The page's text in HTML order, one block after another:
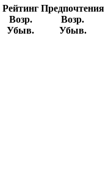
Рейтинг
Возр.
Убыв.
Предпочтения
Возр.
Убыв.